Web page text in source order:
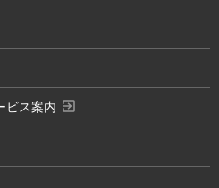
ビス案内 exit_to_app